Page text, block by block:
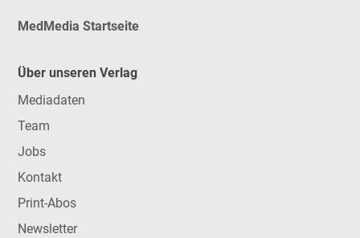
MedMedia Startseite
Über unseren Verlag
Mediadaten
Team
Jobs
Kontakt
Print-Abos
Newsletter